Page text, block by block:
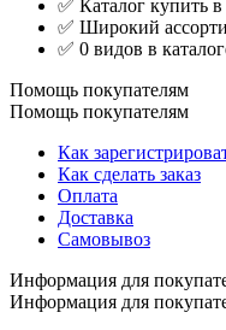
✅ Каталог купить
✅ Широкий
✅ 0 видов в
Помощь покупателям
Помощь покупателям
Как
Как сделать заказ
Оплата
Доставка
Самовывоз
Информация для
Информация для